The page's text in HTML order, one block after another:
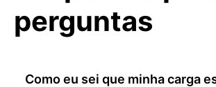
perguntas
Como eu sei que minha carga